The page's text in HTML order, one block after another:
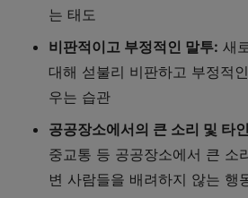
는 태도
비판적이고 부정적인 말투: 새
대해 섣불리 비판하고 부정적
우는 습관
공공장소에서의 큰 소리 및 타
중교통 등 공공장소에서 큰 소
변 사람들을 배려하지 않는 행